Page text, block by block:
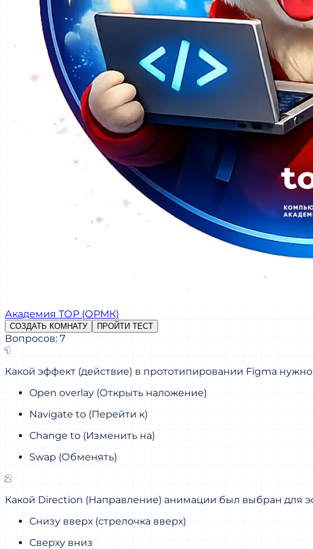
Академия ТОР (ОРМК)
СОЗДАТЬ КОМНАТУ ПРОЙТИ ТЕСТ
Вопросов: 7
1
Какой эффект (действие) в прототипировании Figma
Open overlay (Открыть наложение)
Navigate to (Перейти к)
Change to (Изменить на)
Swap (Обменять)
2
Какой Direction (Направление) анимации был выбран для
Снизу вверх (стрелочка вверх)
Сверху вниз